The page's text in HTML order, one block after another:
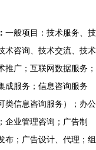
一般项目：技术服务、技
术咨询、技术交流、技术
推广；互联网数据服务；
成服务；信息咨询服务
类信息咨询服务）；办公
企业管理咨询；广告制
布；广告设计、代理；组